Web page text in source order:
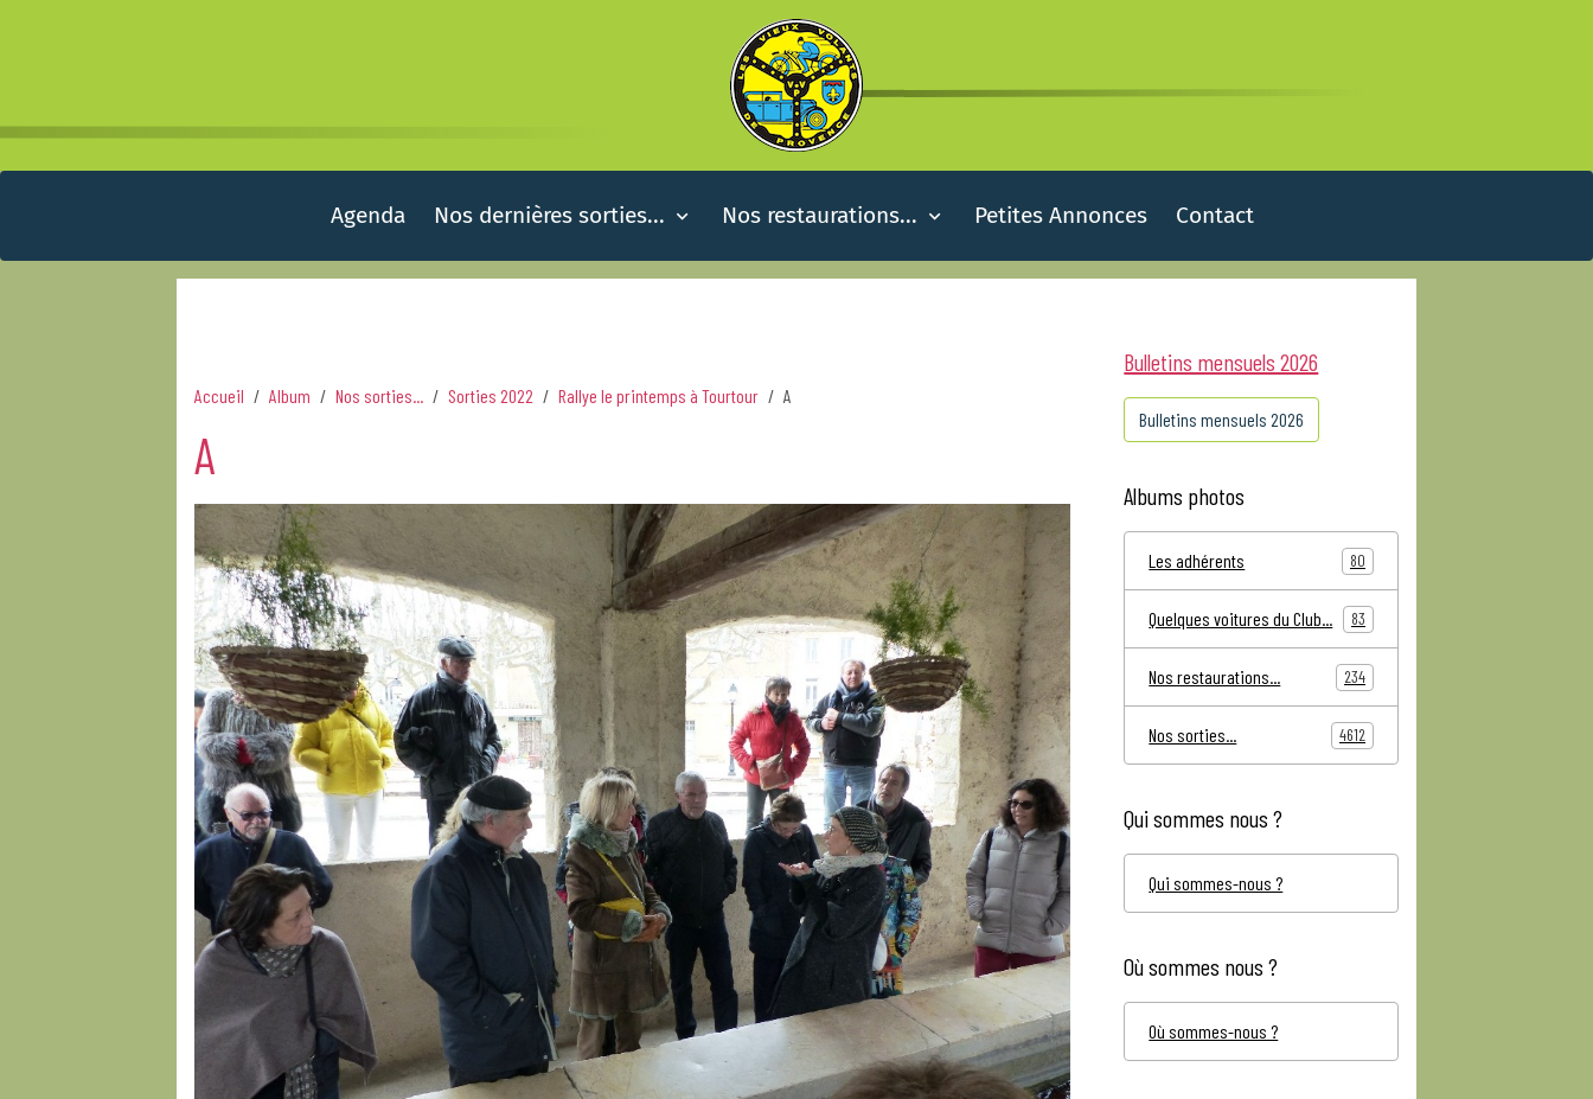
Agenda Nos dernières sorties... Nos restaurations... Petites Annonces Contact
Accueil Album Nos sorties... Sorties 2022 Rallye le printemps à Tourtour A
A
Bulletins mensuels 2026
Bulletins mensuels 2026
Albums photos
Les adhérents 80
Quelques voitures du Club... 83
Nos restaurations... 234
Nos sorties... 4612
Qui sommes nous ?
Qui sommes-nous ?
Où sommes nous ?
Où sommes-nous ?